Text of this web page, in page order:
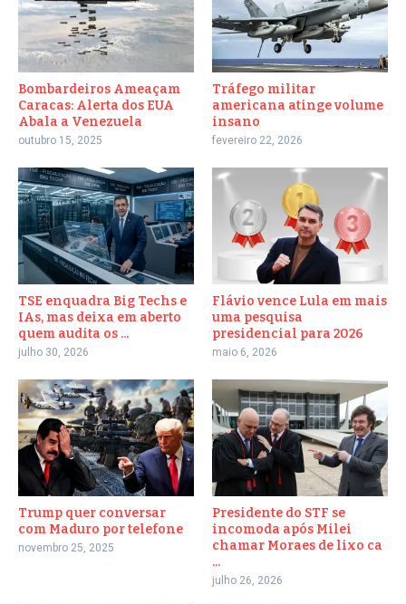
Bombardeiros Ameaçam
Caracas: Alerta dos EUA
Abala a Venezuela
outubro 15, 2025
Tráfego militar
americana atinge volume
insano
fevereiro 22, 2026
TSE enquadra Big Techs e
IAs, mas deixa em aberto
quem audita os ...
julho 30, 2026
Flávio vence Lula em mais
uma pesquisa
presidencial para 2026
maio 6, 2026
Trump quer conversar
com Maduro por telefone
novembro 25, 2025
Presidente do STF se
incomoda após Milei
chamar Moraes de lixo ca
...
julho 26, 2026